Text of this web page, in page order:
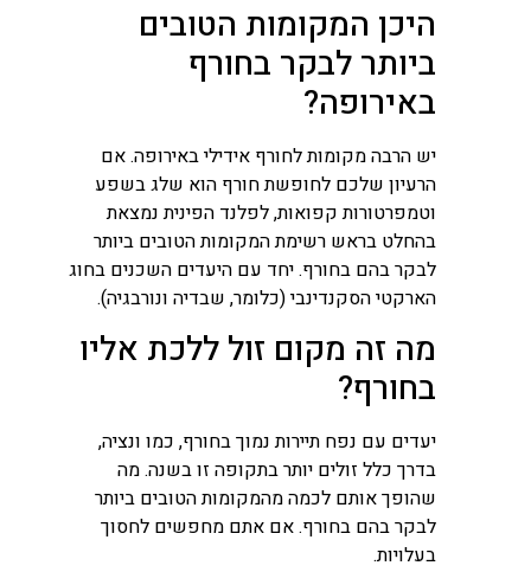
היכן המקומות הטובים
ביותר לבקר בחורף
באירופה?
יש הרבה מקומות לחורף אידילי באירופה. אם
הרעיון שלכם לחופשת חורף הוא שלג בשפע
וטמפרטורות קפואות, לפלנד הפינית נמצאת
בהחלט בראש רשימת המקומות הטובים ביותר
לבקר בהם בחורף. יחד עם היעדים השכנים בחוג
הארקטי הסקנדינבי (כלומר, שבדיה ונורבגיה).
מה זה מקום זול ללכת אליו
בחורף?
יעדים עם נפח תיירות נמוך בחורף, כמו ונציה,
בדרך כלל זולים יותר בתקופה זו בשנה. מה
שהופך אותם לכמה מהמקומות הטובים ביותר
לבקר בהם בחורף. אם אתם מחפשים לחסוך
בעלויות.